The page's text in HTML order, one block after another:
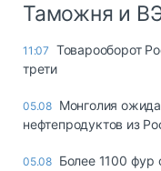
Таможня и
11:07 Товарооборот
трети
05.08 Монголия
нефтепродуктов из
05.08 Более 1100 фур